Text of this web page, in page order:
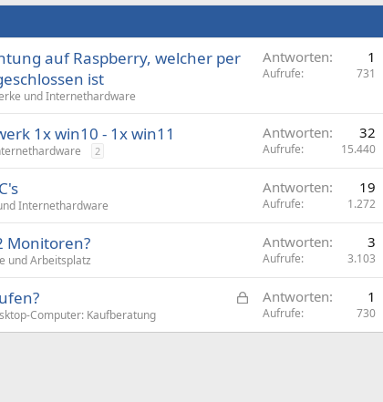
auf Raspberry, welcher per
ist
und Internethardware
Antworten 1
Aufrufe 731
1x win10 - 1x win11
2
Antworten 32
Aufrufe 15.440
Internethardware
Antworten 19
Aufrufe 1.272
Monitoren?
und Arbeitsplatz
Antworten 3
Aufrufe 3.103
G
s
Computer: Kaufberatung
Antworten 1
Aufrufe 730